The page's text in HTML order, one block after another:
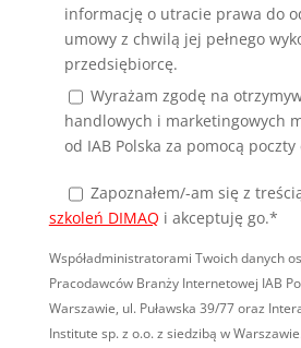
informację o utracie prawa do
umowy z chwilą jej pełnego
przedsiębiorcę.
Wyrażam zgodę na
handlowych i marketingowych
od IAB Polska za pomocą
Zapoznałem/-am się z
szkoleń DIMAQ i akceptuję go.*
Współadministratorami Twoich danych
Pracodawców Branży Internetowej IAB
Warszawie, ul. Puławska 39/77 oraz
Institute sp. z o.o. z siedzibą w